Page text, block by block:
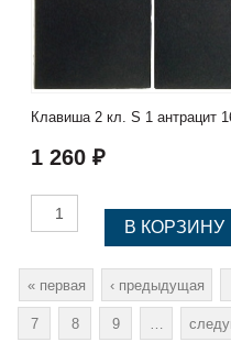
Клавиша 2 кл. S 1 антрацит
1 260 ₽
Страницы
« первая ‹ предыдущая
7 8 9 …